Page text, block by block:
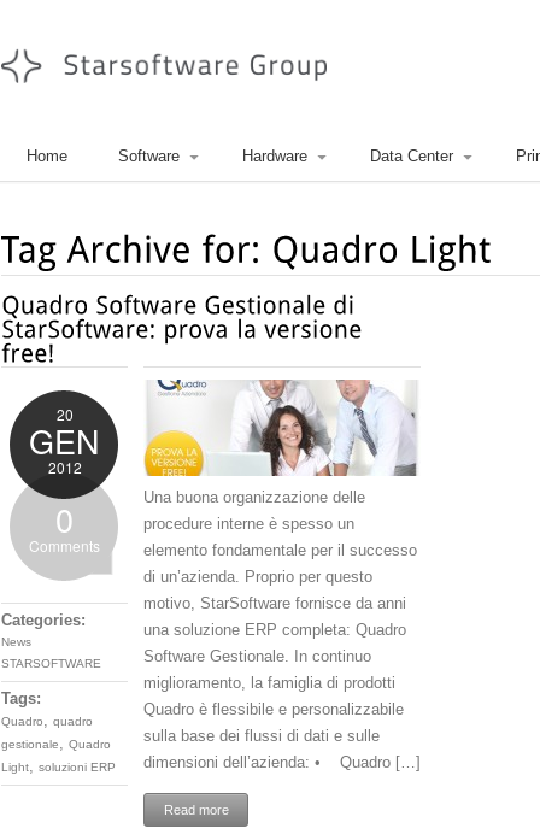
Home Software Hardware Data Center
20
GEN
2012
0
Comments
Categories:
News
STARSOFTWARE
Tags:
Quadro, quadro
gestionale, Quadro
Light, soluzioni ERP
Una buona organizzazione delle
procedure interne è spesso un
elemento fondamentale per il successo
di un’azienda. Proprio per questo
motivo, StarSoftware fornisce da anni
una soluzione ERP completa: Quadro
Software Gestionale. In continuo
miglioramento, la famiglia di prodotti
Quadro è flessibile e personalizzabile
sulla base dei flussi di dati e sulle
dimensioni dell’azienda: • Quadro […]
Read more